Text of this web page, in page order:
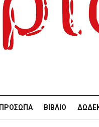
ΠΡΌΣΩΠΑ ΒΙΒΛΊΟ